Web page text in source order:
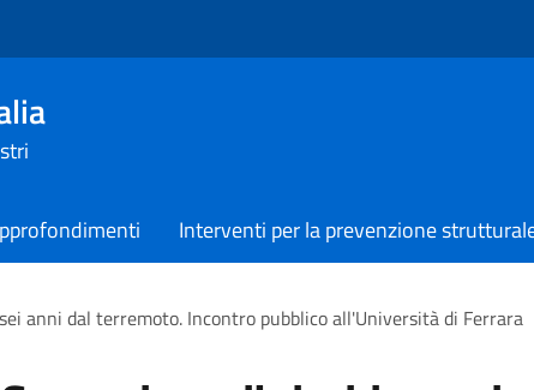
Interventi per la prevenzione
anni dal terremoto. Incontro pubblico all'Università di Ferrara